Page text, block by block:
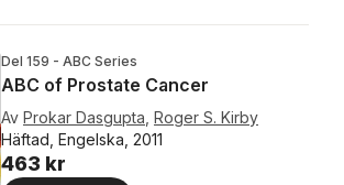
Del 159 - ABC Series
ABC of Prostate Cancer
Av Prokar Dasgupta Roger S. Kirby
Häftad, Engelska, 2011
463 kr